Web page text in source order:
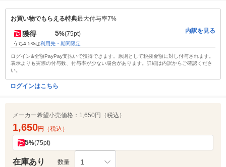
お買い物でもらえる特典最大付与率7%
獲得 5%(75pt)
うち4.5%は利用先・期間限定
内訳を見る
ログイン&全額PayPay支払いで獲得できます。原則として税抜金額に対し付与されます。
表示よりも実際の付与数、付与率が少ない場合があります。詳細は内訳からご確認くださ
い。
ログインはこちら
メーカー希望小売価格： 1,650円（税込）
1,650円 （税込）
5%(75pt)
在庫あり 数量 1